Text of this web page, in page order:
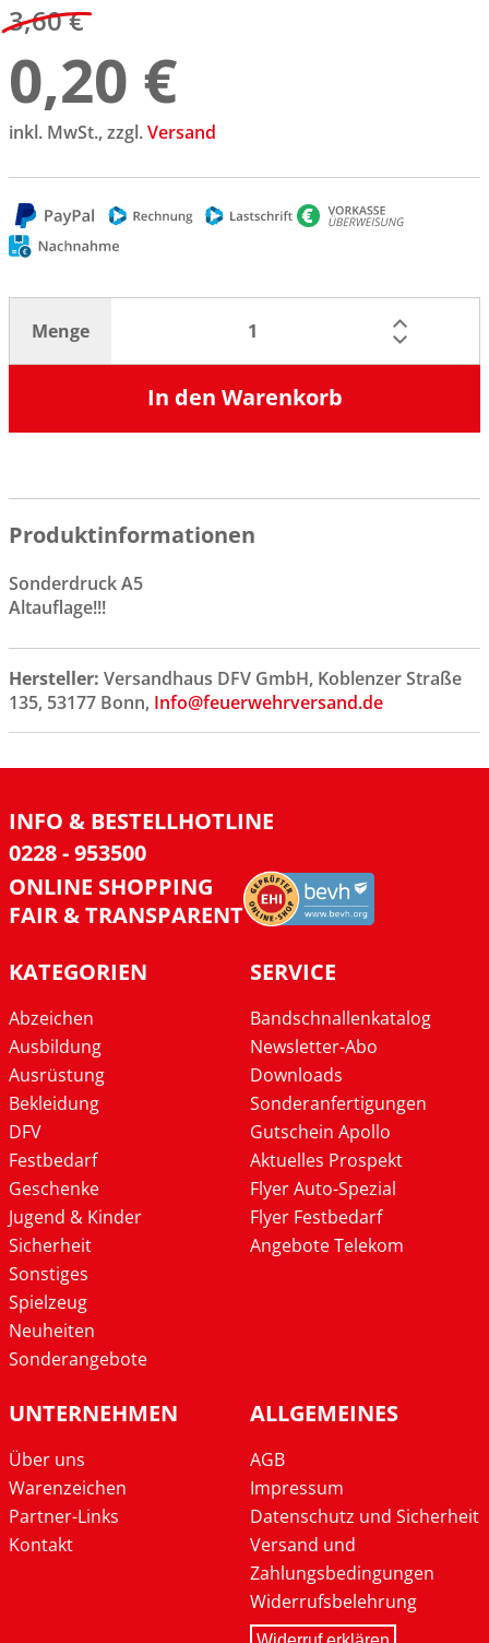
3,60 €
0,20 €
inkl. MwSt., zzgl.Versand
Menge
In den Warenkorb
Produktinformationen
Sonderdruck A5
Altauflage!!!
Hersteller: Versandhaus DFV GmbH, Koblenzer Straße
135, 53177 Bonn, Info@feuerwehrversand.de
INFO & BESTELLHOTLINE
0228 - 953500
ONLINE SHOPPING
FAIR & TRANSPARENT
KATEGORIEN
Abzeichen
Ausbildung
Ausrüstung
Bekleidung
DFV
Festbedarf
Geschenke
Jugend & Kinder
Sicherheit
Sonstiges
Spielzeug
Neuheiten
Sonderangebote
SERVICE
Bandschnallenkatalog
Newsletter-Abo
Downloads
Sonderanfertigungen
Gutschein Apollo
Aktuelles Prospekt
Flyer Auto-Spezial
Flyer Festbedarf
Angebote Telekom
UNTERNEHMEN
Über uns
Warenzeichen
Partner-Links
Kontakt
ALLGEMEINES
AGB
Impressum
Datenschutz und Sicherheit
Versand und
Zahlungsbedingungen
Widerrufsbelehrung